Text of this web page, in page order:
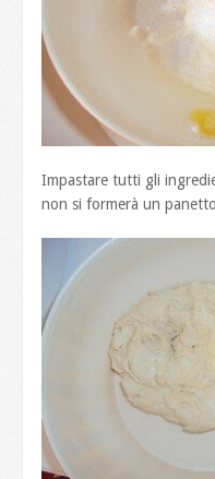
Impastare tutti gli
non si formerà un